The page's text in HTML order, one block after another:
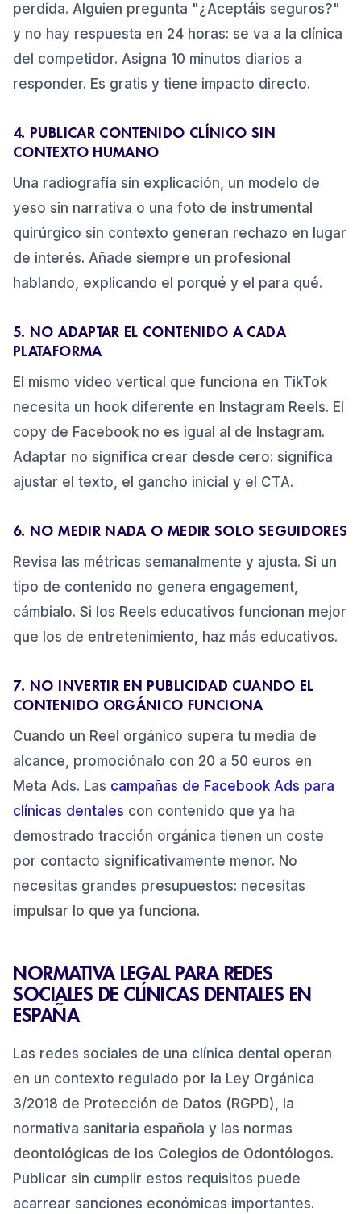
perdida. Alguien pregunta "¿Aceptáis seguros?"
y no hay respuesta en 24 horas: se va a la clínica
del competidor. Asigna 10 minutos diarios a
responder. Es gratis y tiene impacto directo.
4. PUBLICAR CONTENIDO CLÍNICO SIN
CONTEXTO HUMANO
Una radiografía sin explicación, un modelo de
yeso sin narrativa o una foto de instrumental
quirúrgico sin contexto generan rechazo en lugar
de interés. Añade siempre un profesional
hablando, explicando el porqué y el para qué.
5. NO ADAPTAR EL CONTENIDO A CADA
PLATAFORMA
El mismo vídeo vertical que funciona en TikTok
necesita un hook diferente en Instagram Reels. El
copy de Facebook no es igual al de Instagram.
Adaptar no significa crear desde cero: significa
ajustar el texto, el gancho inicial y el CTA.
6. NO MEDIR NADA O MEDIR SOLO SEGUIDORES
Revisa las métricas semanalmente y ajusta. Si un
tipo de contenido no genera engagement,
cámbialo. Si los Reels educativos funcionan mejor
que los de entretenimiento, haz más educativos.
7. NO INVERTIR EN PUBLICIDAD CUANDO EL
CONTENIDO ORGÁNICO FUNCIONA
Cuando un Reel orgánico supera tu media de
alcance, promociónalo con 20 a 50 euros en
Meta Ads. Las campañas de Facebook Ads para
clínicas dentales con contenido que ya ha
demostrado tracción orgánica tienen un coste
por contacto significativamente menor. No
necesitas grandes presupuestos: necesitas
impulsar lo que ya funciona.
NORMATIVA LEGAL PARA REDES
SOCIALES DE CLÍNICAS DENTALES EN
ESPAÑA
Las redes sociales de una clínica dental operan
en un contexto regulado por la Ley Orgánica
3/2018 de Protección de Datos (RGPD), la
normativa sanitaria española y las normas
deontológicas de los Colegios de Odontólogos.
Publicar sin cumplir estos requisitos puede
acarrear sanciones económicas importantes.